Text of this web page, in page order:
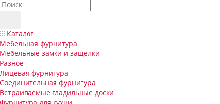
Каталог
Мебельная фурнитура
Мебельные замки и защелки
Разное
Лицевая фурнитура
Соединительная фурнитура
Встраиваемые гладильные доски